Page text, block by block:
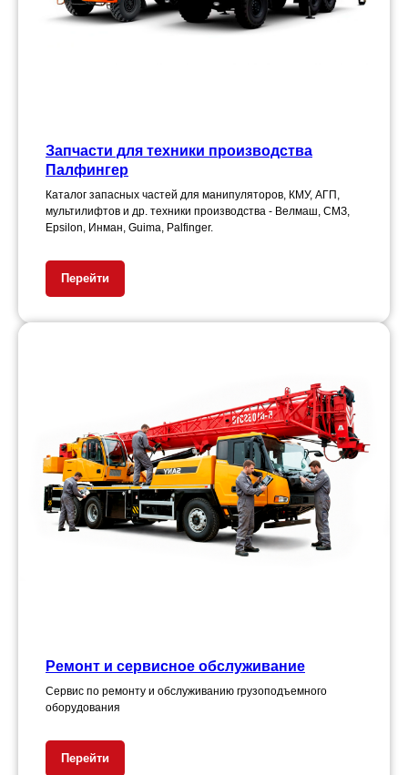
Запчасти для техники производства
Палфингер
Каталог запасных частей для манипуляторов, КМУ, АГП,
мультилифтов и др. техники производства - Велмаш, СМЗ,
Epsilon, Инман, Guima, Palfinger.
Перейти
Ремонт и сервисное обслуживание
Сервис по ремонту и обслуживанию грузоподъемного
оборудования
Перейти